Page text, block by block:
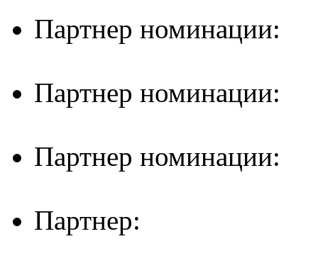
Партнер номинации:
Партнер номинации:
Партнер номинации:
Партнер: